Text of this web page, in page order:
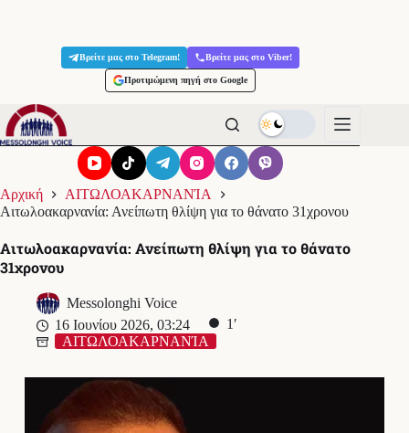
Βρείτε μας στο Telegram! Βρείτε μας στο Viber!
Προτιμώμενη πηγή στο Google
Αρχική
ΑΙΤΩΛΟΑΚΑΡΝΑΝΊΑ
Αιτωλοακαρνανία: Ανείπωτη θλίψη για το θάνατο 31χρονου
Αιτωλοακαρνανία: Ανείπωτη θλίψη για το θάνατο
31χρονου
Messolonghi Voice
16 Ιουνίου 2026, 03:24
1′
ΑΙΤΩΛΟΑΚΑΡΝΑΝΊΑ